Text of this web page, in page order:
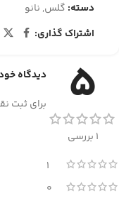
دسته: گلس, نانو
اشتراک گذاری:
5
1 بررسی
1
0
دیدگاه
برای ثبت